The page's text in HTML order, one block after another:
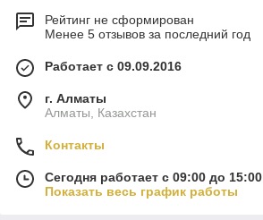
Рейтинг не сформирован
Менее 5 отзывов за последний год
Работает с 09.09.2016
г. Алматы
Алматы, Казахстан
Контакты
Сегодня работает с 09:00 до 15:00
Показать весь график работы